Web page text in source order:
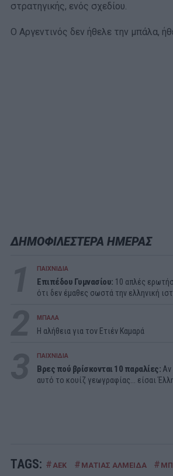
στρατηγικής, ενός σχεδίου.
Ο Αργεντινός δεν ήθελε την μπάλα,
ΔΗΜΟΦΙΛΕΣΤΕΡΑ ΗΜΕΡΑΣ
ΠΑΙΧΝΙΔΙΑ
Επιπέδου Γυμνασίου: 10 απλές
ότι δεν έμαθες σωστά την ελληνική
ΜΠΑΛΑ
Η αλήθεια για τον Ετιέν Καμαρά
ΠΑΙΧΝΙΔΙΑ
Βρες πού βρίσκονται 10 παραλίες: Αν
αυτό το κουίζ γεωγραφίας... είσαι
TAGS: # ΑΕΚ # ΜΑΤΙΑΣ ΑΛΜΕΙΔΑ #